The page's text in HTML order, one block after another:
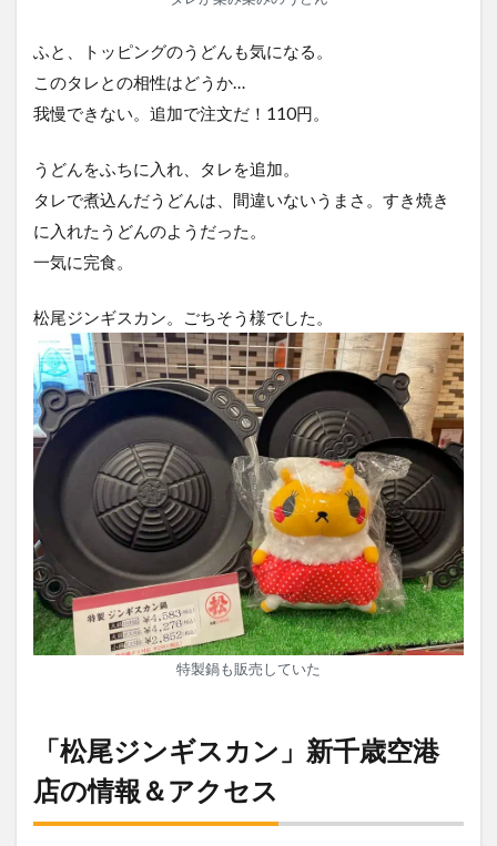
ふと、トッピングのうどんも気になる。
このタレとの相性はどうか…
我慢できない。追加で注文だ！110円。
うどんをふちに入れ、タレを追加。
タレで煮込んだうどんは、間違いないうまさ。すき焼き
に入れたうどんのようだった。
一気に完食。
松尾ジンギスカン。ごちそう様でした。
特製鍋も販売していた
「松尾ジンギスカン」新千歳空港
店の情報＆アクセス